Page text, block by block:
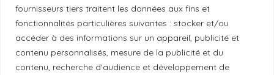
fournisseurs tiers traitent les données aux fins et
fonctionnalités particulières suivantes : stocker et/ou
accéder à des informations sur un appareil, publicité et
contenu personnalisés, mesure de la publicité et du
contenu, recherche d'audience et développement de
Politique éthique